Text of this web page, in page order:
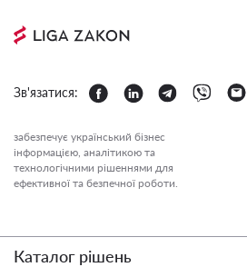
Зв'язатися:
забезпечує український бізнес
інформацією, аналітикою та
технологічними рішеннями для
ефективної та безпечної роботи.
Каталог рішень